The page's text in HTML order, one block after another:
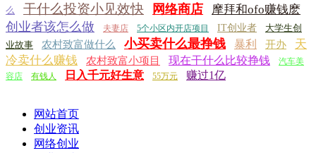
么
干什么投资小见效快 网络商店 摩拜和ofo赚钱麽
创业者该怎么做 夫妻店 5个小区内开店项目 IT创业者
大学生创
业故事
农村致富做什么 小买卖什么最挣钱 暴利 开办
天
冷卖什么赚钱
农村致富小项目 现在干什么比较挣钱
汽车美
容店
有钱人 日入千元好生意 55万元 赚过1亿
网站首页
创业资讯
网络创业